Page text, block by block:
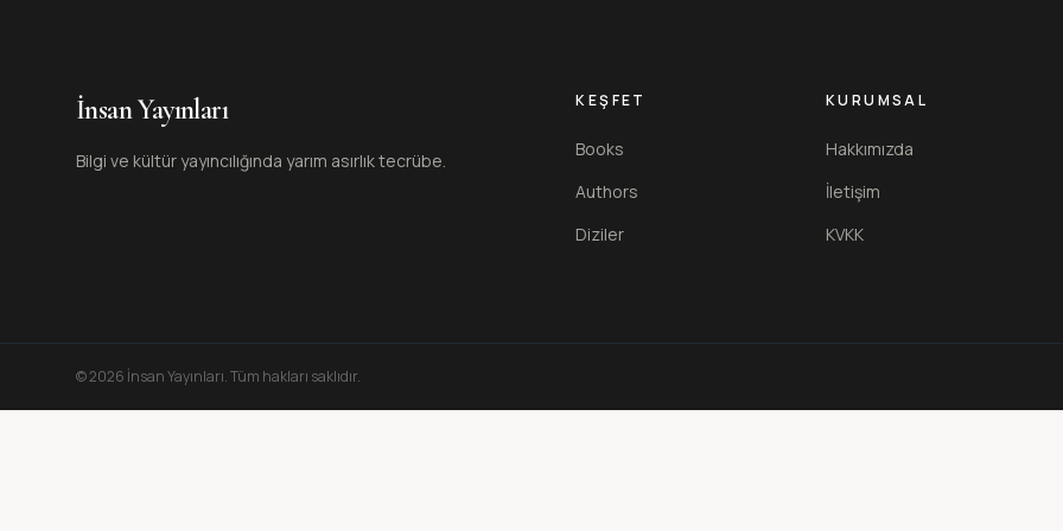
İnsan Yayınları
Bilgi ve kültür yayıncılığında yarım asırlık tecrübe.
KEŞFET
Books
Authors
Diziler
KURUMSAL
Hakkımızda
İletişim
KVKK
©2026 İnsan Yayınları. Tüm hakları saklıdır.